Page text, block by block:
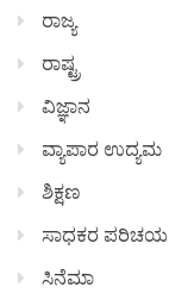
ರಾಜ್ಯ
ರಾಷ್ಟ್ರ
ವಿಜ್ಞಾನ
ವ್ಯಾಪಾರ ಉದ್ಯಮ
ಶಿಕ್ಷಣ
ಸಾಧಕರ ಪರಿಚಯ
ಸಿನೆಮಾ